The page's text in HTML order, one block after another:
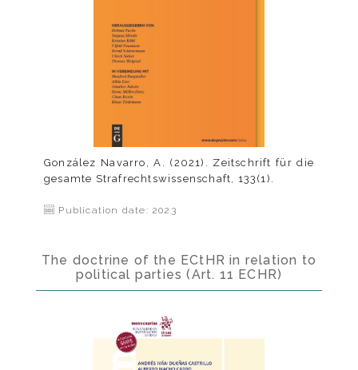
González Navarro, A. (2021). Zeitschrift für die
gesamte Strafrechtswissenschaft, 133(1).
Publication date: 2023
The doctrine of the ECtHR in relation to
political parties (Art. 11 ECHR)